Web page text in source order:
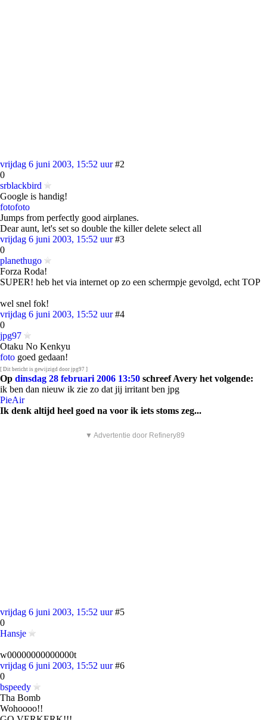
vrijdag 6 juni 2003, 15:52 uur #2
0
srblackbird
Google is handig!
fotofoto
Jumps from perfectly good airplanes.
Dear aunt, let's set so double the killer delete select all
vrijdag 6 juni 2003, 15:52 uur #3
0
planethugo
Forza Roda!
SUPER! heb het via internet op zo een schermpje gevolgd, echt TOP
wel snel fok!
vrijdag 6 juni 2003, 15:52 uur #4
0
jpg97
Otaku No Kenkyu
foto goed gedaan!
[ Dit bericht is gewijzigd door jpg97 ]
Op dinsdag 28 februari 2006 13:50 schreef Avery het volgende:
ik ben dan nieuw ik zie zo dat jij irritant ben jpg
PieAir
Ik denk altijd heel goed na voor ik iets stoms zeg...
▼ Advertentie door Refinery89
vrijdag 6 juni 2003, 15:52 uur #5
0
Hansje
w00000000000000t
vrijdag 6 juni 2003, 15:52 uur #6
0
bspeedy
Tha Bomb
Wohoooo!!